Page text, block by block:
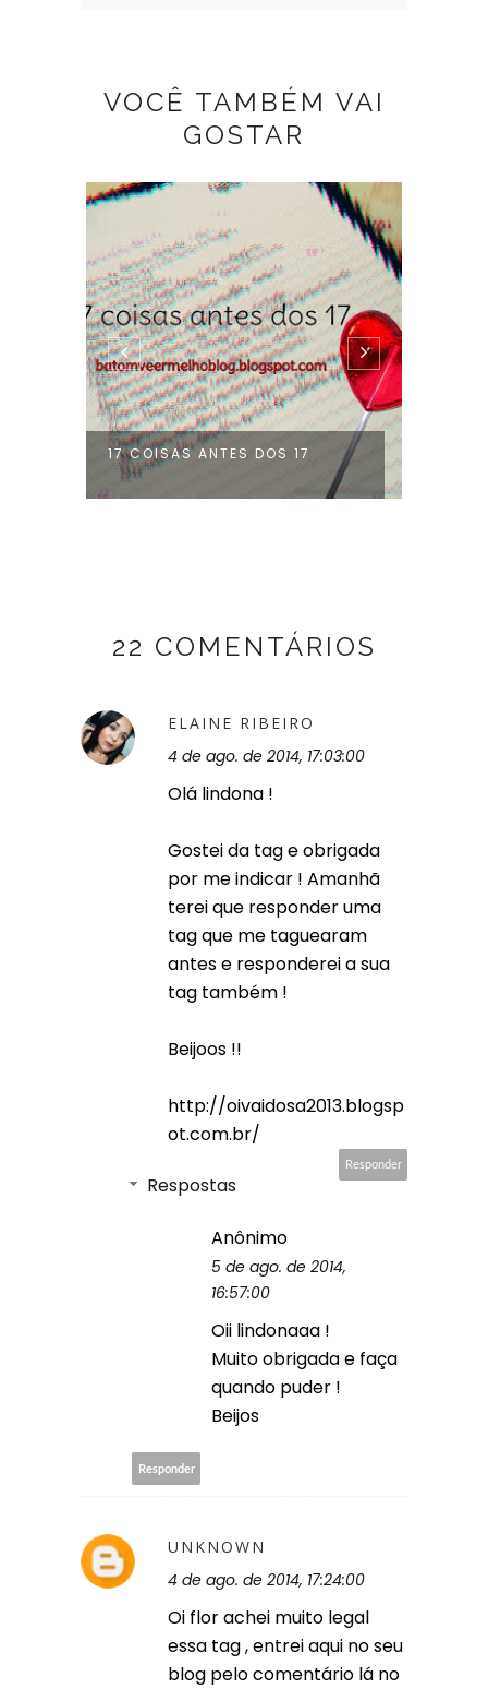
VOCÊ TAMBÉM VAI
GOSTAR
17 COISAS ANTES DOS 17
22 COMENTÁRIOS
ELAINE RIBEIRO
4 de ago. de 2014, 17:03:00
Olá lindona !
Gostei da tag e obrigada
por me indicar ! Amanhã
terei que responder uma
tag que me taguearam
antes e responderei a sua
tag também !
Beijoos !!
http://oivaidosa2013.blogsp
ot.com.br/
Responder
Respostas
Anônimo
5 de ago. de 2014,
16:57:00
Oii lindonaaa !
Muito obrigada e faça
quando puder !
Beijos
Responder
UNKNOWN
4 de ago. de 2014, 17:24:00
Oi flor achei muito legal
essa tag , entrei aqui no seu
blog pelo comentário lá no